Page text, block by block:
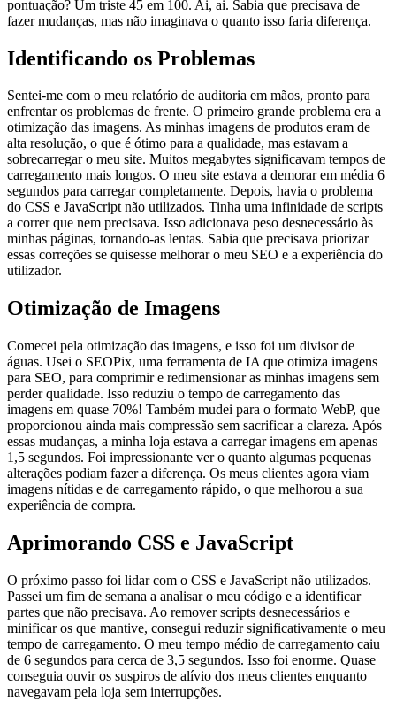
pontuação? Um triste 45 em 100. Ai, ai. Sabia que precisava de
fazer mudanças, mas não imaginava o quanto isso faria diferença.
Identificando os Problemas
Sentei-me com o meu relatório de auditoria em mãos, pronto para
enfrentar os problemas de frente. O primeiro grande problema era a
otimização das imagens. As minhas imagens de produtos eram de
alta resolução, o que é ótimo para a qualidade, mas estavam a
sobrecarregar o meu site. Muitos megabytes significavam tempos de
carregamento mais longos. O meu site estava a demorar em média 6
segundos para carregar completamente. Depois, havia o problema
do CSS e JavaScript não utilizados. Tinha uma infinidade de scripts
a correr que nem precisava. Isso adicionava peso desnecessário às
minhas páginas, tornando-as lentas. Sabia que precisava priorizar
essas correções se quisesse melhorar o meu SEO e a experiência do
utilizador.
Otimização de Imagens
Comecei pela otimização das imagens, e isso foi um divisor de
águas. Usei o SEOPix, uma ferramenta de IA que otimiza imagens
para SEO, para comprimir e redimensionar as minhas imagens sem
perder qualidade. Isso reduziu o tempo de carregamento das
imagens em quase 70%! Também mudei para o formato WebP, que
proporcionou ainda mais compressão sem sacrificar a clareza. Após
essas mudanças, a minha loja estava a carregar imagens em apenas
1,5 segundos. Foi impressionante ver o quanto algumas pequenas
alterações podiam fazer a diferença. Os meus clientes agora viam
imagens nítidas e de carregamento rápido, o que melhorou a sua
experiência de compra.
Aprimorando CSS e JavaScript
O próximo passo foi lidar com o CSS e JavaScript não utilizados.
Passei um fim de semana a analisar o meu código e a identificar
partes que não precisava. Ao remover scripts desnecessários e
minificar os que mantive, consegui reduzir significativamente o meu
tempo de carregamento. O meu tempo médio de carregamento caiu
de 6 segundos para cerca de 3,5 segundos. Isso foi enorme. Quase
conseguia ouvir os suspiros de alívio dos meus clientes enquanto
navegavam pela loja sem interrupções.